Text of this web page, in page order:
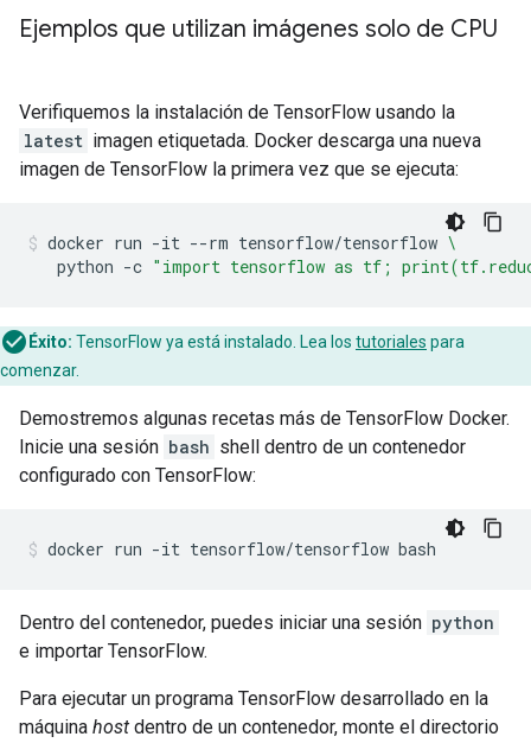
Ejemplos que utilizan imágenes solo de CPU
Verifiquemos la instalación de TensorFlow usando la
latest imagen etiquetada. Docker descarga una nueva
imagen de TensorFlow la primera vez que se ejecuta:
docker run -it --rm tensorflow/tensorflow \
python -c "import tensorflow as tf;
Éxito: TensorFlow ya está instalado. Lea los tutoriales para
comenzar.
Demostremos algunas recetas más de TensorFlow Docker.
Inicie una sesión bash shell dentro de un contenedor
configurado con TensorFlow:
Dentro del contenedor, puedes iniciar una sesión python
e importar TensorFlow.
Para ejecutar un programa TensorFlow desarrollado en la
máquina host dentro de un contenedor, monte el directorio